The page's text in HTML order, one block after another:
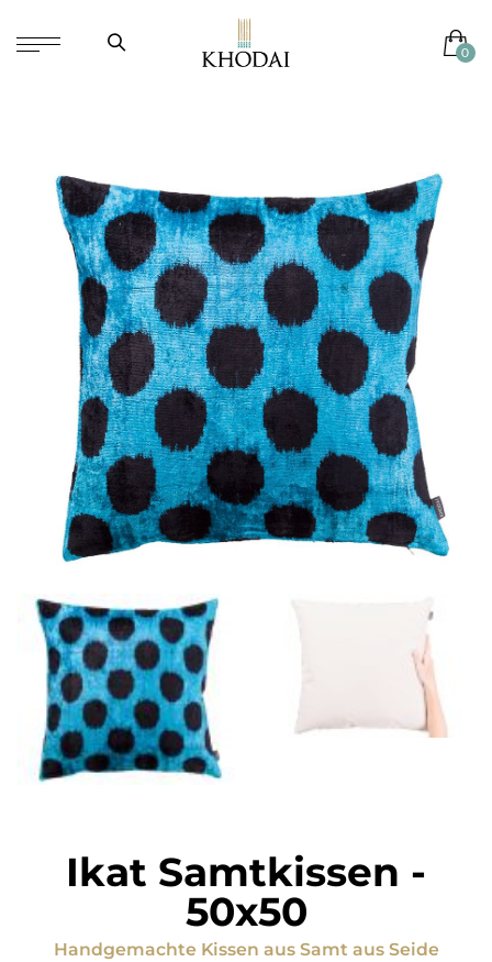
Ikat Samtkissen -
50x50
Handgemachte Kissen aus Samt aus Seide